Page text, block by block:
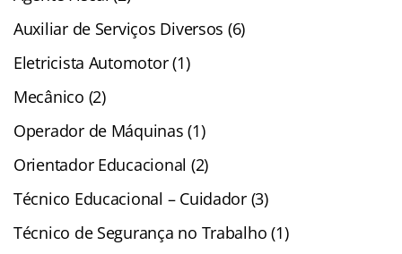
Auxiliar de Serviços Diversos (6)
Eletricista Automotor (1)
Mecânico (2)
Operador de Máquinas (1)
Orientador Educacional (2)
Técnico Educacional – Cuidador (3)
Técnico de Segurança no Trabalho (1)